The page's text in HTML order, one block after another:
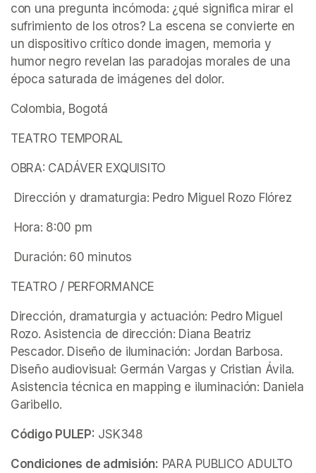
con una pregunta incómoda: ¿qué significa mirar el
sufrimiento de los otros? La escena se convierte en
un dispositivo crítico donde imagen, memoria y
humor negro revelan las paradojas morales de una
época saturada de imágenes del dolor.
Colombia, Bogotá
TEATRO TEMPORAL
OBRA: CADÁVER EXQUISITO
Dirección y dramaturgia: Pedro Miguel Rozo Flórez
Hora: 8:00 pm
Duración: 60 minutos
TEATRO / PERFORMANCE
Dirección, dramaturgia y actuación: Pedro Miguel
Rozo. Asistencia de dirección: Diana Beatriz
Pescador. Diseño de iluminación: Jordan Barbosa.
Diseño audiovisual: Germán Vargas y Cristian Ávila.
Asistencia técnica en mapping e iluminación: Daniela
Garibello.
Código PULEP: JSK348
Condiciones de admisión: PARA PUBLICO ADULTO